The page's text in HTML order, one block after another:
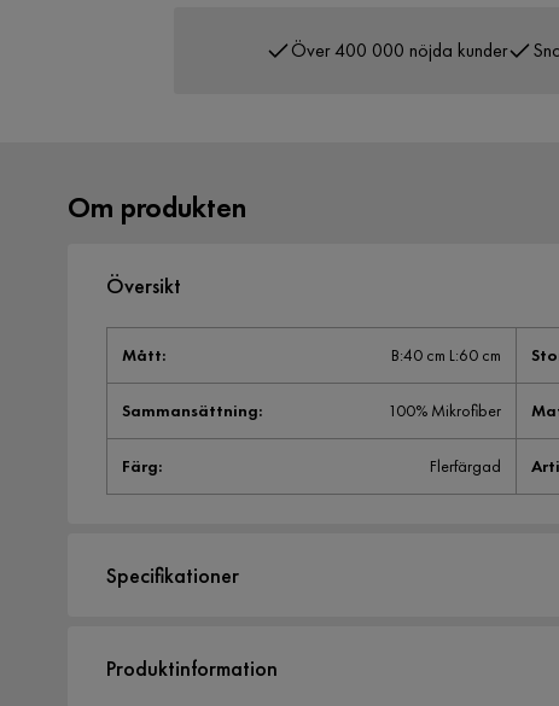
Över 400 000 nöjda kunder
Om produkten
Översikt
Mått: B:40 cm L:60 cm
Sammansättning: 100% Mikrofiber
Färg: Flerfärgad
Specifikationer
Storlek
Produktinformation